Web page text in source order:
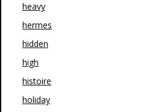
heavy
hermes
hidden
high
histoire
holiday